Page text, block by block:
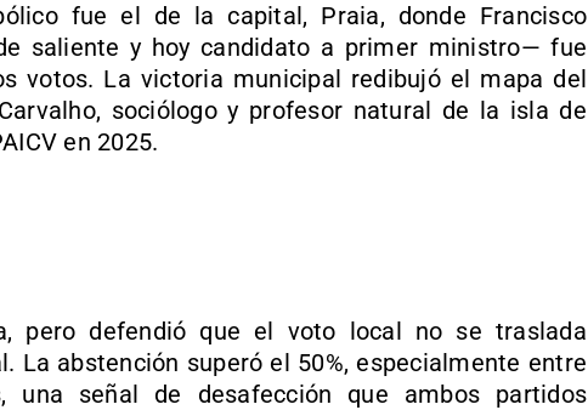
fue el de la capital, Praia, donde Francisco
saliente y hoy candidato a primer ministro— fue
votos. La victoria municipal redibujó el mapa del
sociólogo y profesor natural de la isla de
en 2025.
pero defendió que el voto local no se traslada
La abstención superó el 50%, especialmente entre
una señal de desafección que ambos partidos